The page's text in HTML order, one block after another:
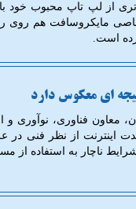
از لپ تاپ محبوب خود با
زده است.
ای معکوس دارد
معاون فناوری، نوآوری و
اینترنت از نظر فنی در
ناچار به استفاده از